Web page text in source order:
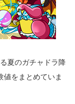
夏のガチャドラ降
値をまとめていま